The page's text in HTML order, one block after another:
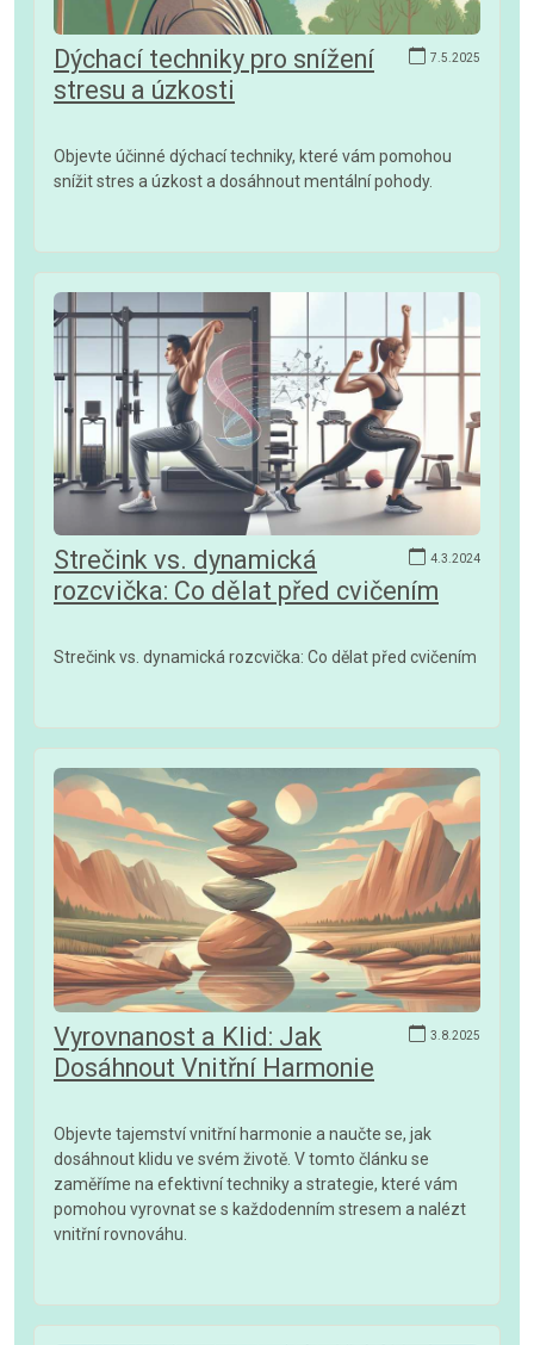
7.5.2025
Dýchací techniky pro snížení
stresu a úzkosti
Objevte účinné dýchací techniky, které vám pomohou
snížit stres a úzkost a dosáhnout mentální pohody.
4.3.2024
Strečink vs. dynamická
rozcvička: Co dělat před cvičením
Strečink vs. dynamická rozcvička: Co dělat před cvičením
3.8.2025
Vyrovnanost a Klid: Jak
Dosáhnout Vnitřní Harmonie
Objevte tajemství vnitřní harmonie a naučte se, jak
dosáhnout klidu ve svém životě. V tomto článku se
zaměříme na efektivní techniky a strategie, které vám
pomohou vyrovnat se s každodenním stresem a nalézt
vnitřní rovnováhu.